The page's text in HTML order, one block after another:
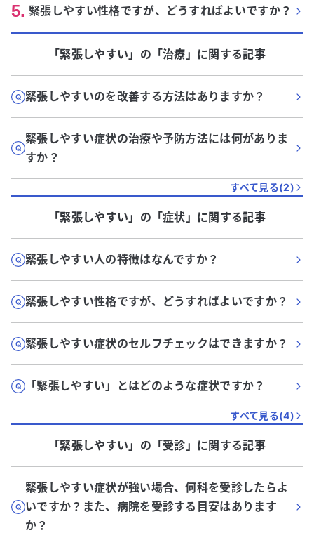
5. 緊張しやすい性格ですが、どうすればよいですか？
「緊張しやすい」 の「治療 」に関する記事
緊張しやすいのを改善する方法はありますか？
緊張しやすい症状の治療や予防方法には何がありま
すか？
すべて見る(2)
「緊張しやすい」 の「症状 」に関する記事
緊張しやすい人の特徴はなんですか？
緊張しやすい性格ですが、どうすればよいですか？
緊張しやすい症状のセルフチェックはできますか？
「緊張しやすい」とはどのような症状ですか？
すべて見る(4)
「緊張しやすい」 の「受診 」に関する記事
緊張しやすい症状が強い場合、何科を受診したらよ
いですか？また、病院を受診する目安はあります
か？